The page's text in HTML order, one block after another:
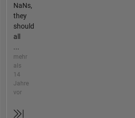
NaNs,
they
should
all
...
mehr
als
14
Jahre
vor